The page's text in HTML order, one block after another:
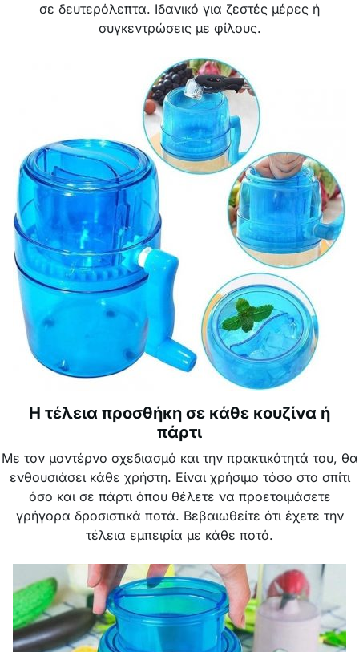
σε δευτερόλεπτα. Ιδανικό για ζεστές μέρες ή
συγκεντρώσεις με φίλους.
Η τέλεια προσθήκη σε κάθε κουζίνα ή
πάρτι
Με τον μοντέρνο σχεδιασμό και την πρακτικότητά του, θα
ενθουσιάσει κάθε χρήστη. Είναι χρήσιμο τόσο στο σπίτι
όσο και σε πάρτι όπου θέλετε να προετοιμάσετε
γρήγορα δροσιστικά ποτά. Βεβαιωθείτε ότι έχετε την
τέλεια εμπειρία με κάθε ποτό.